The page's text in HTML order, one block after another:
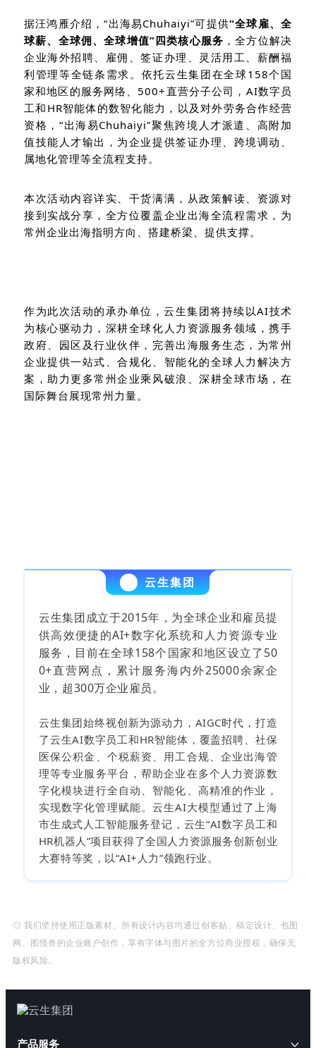
据汪鸿雁介绍，“出海易Chuhaiyi”可提供“全球雇、全
球薪、全球佣、全球增值”四类核心服务 ，全方位解决
企业海外招聘、雇佣、签证办理、灵活用工、薪酬福
利管理等全链条需求。依托云生集团在全球158个国
家和地区的服务网络、500+直营分子公司，AI数字员
工和HR智能体的数智化能力，以及对外劳务合作经营
资格，“出海易Chuhaiyi”聚焦跨境人才派遣、高附加
值技能人才输出，为企业提供签证办理、跨境调动、
属地化管理等全流程支持。
本次活动内容详实、干货满满，从政策解读、资源对
接到实战分享，全方位覆盖企业出海全流程需求，为
常州企业出海指明方向、搭建桥梁、提供支撑。
作为此次活动的承办单位，云生集团将持续以AI技术
为核心驱动力，深耕全球化人力资源服务领域，携手
政府、园区及行业伙伴，完善出海服务生态，为常州
企业提供一站式、合规化、智能化的全球人力解决方
案，助力更多常州企业乘风破浪、深耕全球市场，在
国际舞台展现常州力量。
云生集团
云生集团成立于2015年，为全球企业和雇员提
供高效便捷的AI+数字化系统和人力资源专业
服务，目前在全球158个国家和地区设立了50
0+直营网点，累计服务海内外25000余家企
业，超300万企业雇员。
云生集团始终视创新为源动力，AIGC时代，打造
了云生AI数字员工和HR智能体，覆盖招聘、社保
医保公积金、个税薪资、用工合规、企业出海管
理等专业服务平台，帮助企业在多个人力资源数
字化模块进行全自动、智能化、高精准的作业，
实现数字化管理赋能。云生AI大模型通过了上海
市生成式人工智能服务登记，云生“AI数字员工和
HR机器人”项目获得了全国人力资源服务创新创业
大赛特等奖，以“AI+人力”领跑行业。
◎ 我们坚持使用正版素材。所有设计内容均通过创客贴、稿定设计、包图
网、图怪兽的企业账户创作，享有字体与图片的全方位商业授权，确保无
版权风险。
产品服务